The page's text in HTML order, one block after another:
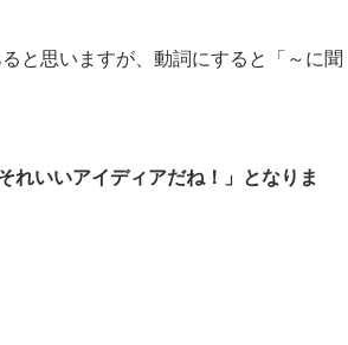
と思いますが、動詞にすると「～に聞
れいいアイディアだね！」となりま